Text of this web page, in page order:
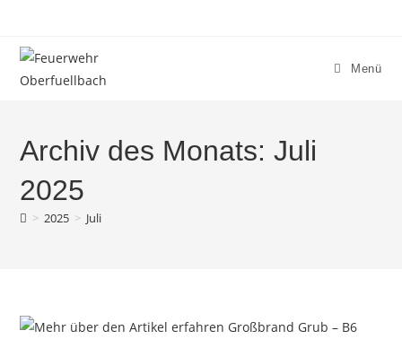
springen
Menü
Archiv des Monats: Juli
2025
> 2025 > Juli